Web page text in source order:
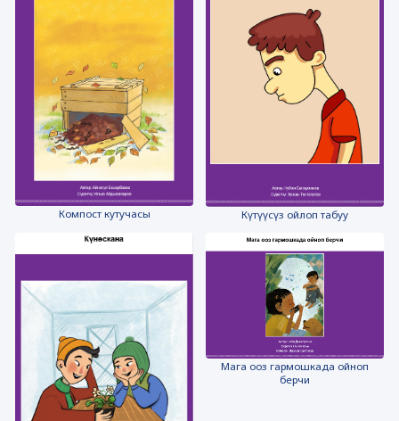
Компост кутучасы Күтүүсүз ойлоп табуу
Мага ооз гармошкада ойноп
берчи